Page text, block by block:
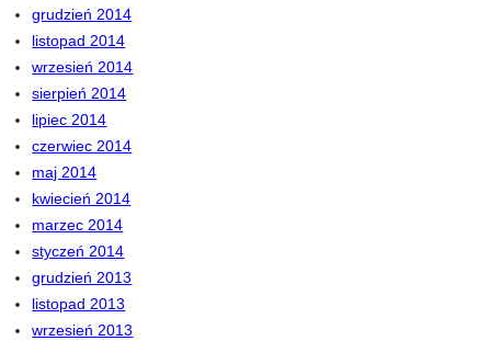
grudzień 2014
listopad 2014
wrzesień 2014
sierpień 2014
lipiec 2014
czerwiec 2014
maj 2014
kwiecień 2014
marzec 2014
styczeń 2014
grudzień 2013
listopad 2013
wrzesień 2013